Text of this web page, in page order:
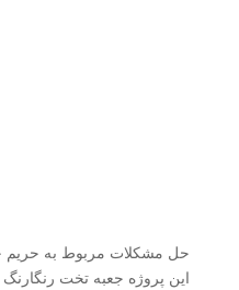
حل مشکلات مربوط به حریم
این پروژه جعبه تخت